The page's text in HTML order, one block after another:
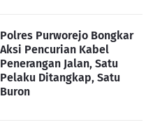
Polres Purworejo Bongkar
Aksi Pencurian Kabel
Penerangan Jalan, Satu
Pelaku Ditangkap, Satu
Buron